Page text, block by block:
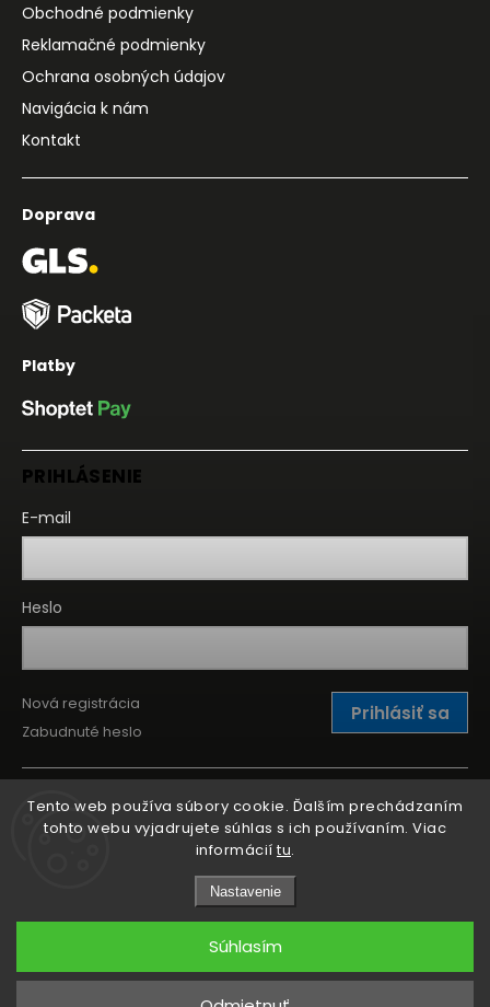
Tento web používa súbory cookie. Ďalším prechádzaním
tohto webu vyjadrujete súhlas s ich používaním. Viac
informácií tu.
Nastavenie
Súhlasím
Obchodné podmienky
Reklamačné podmienky
Ochrana osobných údajov
Navigácia k nám
Kontakt
Doprava
Platby
PRIHLÁSENIE
E-mail
Heslo
Prihlásiť sa
Nová registrácia
Zabudnuté heslo
Copyright 2026Kitchen Point. Všetky práva vyhradené.